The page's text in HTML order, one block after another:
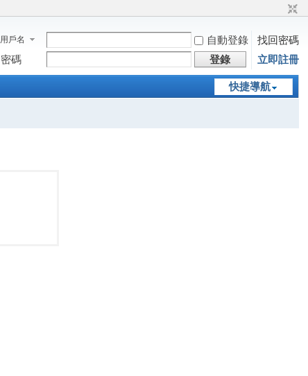
用戶名 自動登錄
找回密碼
密碼
登錄 立即註冊
快捷導航